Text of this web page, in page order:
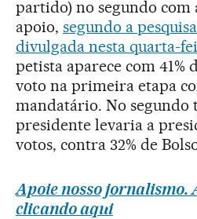
partido) no segundo com
apoio, segundo a
divulgada nesta quarta-
petista aparece com 41%
voto na primeira etapa
mandatário. No segundo
presidente levaria a
votos, contra 32% de
Apoie nosso jornalismo.
clicando aqui